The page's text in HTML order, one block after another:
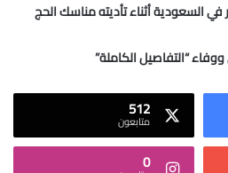
السعودية أثناء تأديته مناسك الحج
“التفاصيل الكاملة”
512
متابعون
0